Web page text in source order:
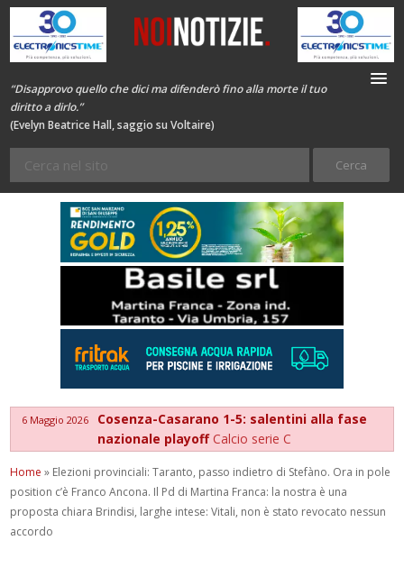
“Disapprovo quello che dici ma difenderò fino alla morte il tuo
diritto a dirlo.”
(Evelyn Beatrice Hall, saggio su Voltaire)
6 Maggio 2026
Cosenza-Casarano 1-5: salentini alla fase
nazionale playoffCalcio serie C
Home » Elezioni provinciali: Taranto, passo indietro di Stefàno. Ora in pole
position c’è Franco Ancona. Il Pd di Martina Franca: la nostra è una
proposta chiara Brindisi, larghe intese: Vitali, non è stato revocato nessun
accordo